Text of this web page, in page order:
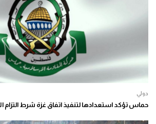
دولي
حماس تؤكد استعدادها لتنفيذ اتفاق غزة شرط التزام